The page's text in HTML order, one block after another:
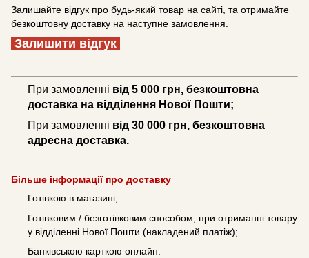
Залишайте відгук про будь-який товар на сайті, та отримайте
безкоштовну доставку на наступне замовлення.
Залишити відгук
При замовленні від 5 000 грн, безкоштовна
доставка на відділення Нової Пошти;
При замовленні від 30 000 грн, безкоштовна
адресна доставка.
Більше інформації про доставку
Готівкою в магазині;
Готівковим / безготівковим способом, при отриманні товару
у відділенні Нової Пошти (накладений платіж);
Банківською карткою онлайн.